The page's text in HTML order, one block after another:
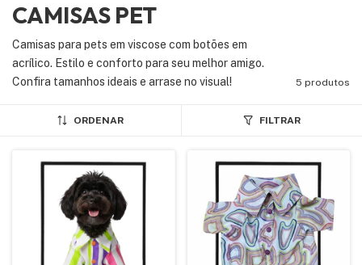
CAMISAS PET
Camisas para pets em viscose com botões em
acrílico. Estilo e conforto para seu melhor amigo.
Confira tamanhos ideais e arrase no visual!
5 produtos
ORDENAR FILTRAR